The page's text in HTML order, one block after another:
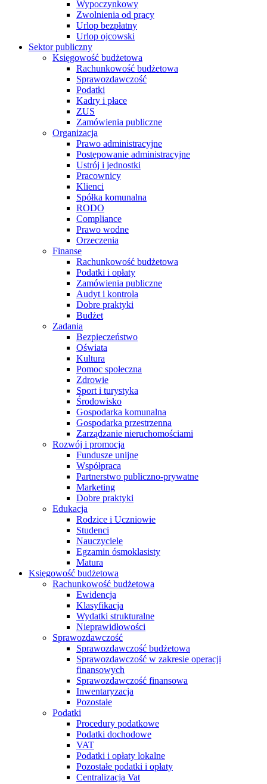
Wypoczynkowy
Zwolnienia od pracy
Urlop bezpłatny
Urlop ojcowski
Sektor publiczny
Księgowość budżetowa
Rachunkowość budżetowa
Sprawozdawczość
Podatki
Kadry i płace
ZUS
Zamówienia publiczne
Organizacja
Prawo administracyjne
Postępowanie administracyjne
Ustrój i jednostki
Pracownicy
Klienci
Spółka komunalna
RODO
Compliance
Prawo wodne
Orzeczenia
Finanse
Rachunkowość budżetowa
Podatki i opłaty
Zamówienia publiczne
Audyt i kontrola
Dobre praktyki
Budżet
Zadania
Bezpieczeństwo
Oświata
Kultura
Pomoc społeczna
Zdrowie
Sport i turystyka
Środowisko
Gospodarka komunalna
Gospodarka przestrzenna
Zarządzanie nieruchomościami
Rozwój i promocja
Fundusze unijne
Współpraca
Partnerstwo publiczno-prywatne
Marketing
Dobre praktyki
Edukacja
Rodzice i Uczniowie
Studenci
Nauczyciele
Egzamin ósmoklasisty
Matura
Księgowość budżetowa
Rachunkowość budżetowa
Ewidencja
Klasyfikacja
Wydatki strukturalne
Nieprawidłowości
Sprawozdawczość
Sprawozdawczość budżetowa
Sprawozdawczość w zakresie operacji
finansowych
Sprawozdawczość finansowa
Inwentaryzacja
Pozostałe
Podatki
Procedury podatkowe
Podatki dochodowe
VAT
Podatki i opłaty lokalne
Pozostałe podatki i opłaty
Centralizacja Vat